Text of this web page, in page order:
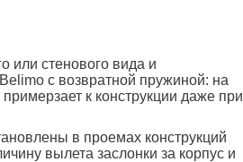
или стенового вида и
с возвратной пружиной: на
к конструкции даже при
в проемах конструкций
вылета заслонки за корпус и